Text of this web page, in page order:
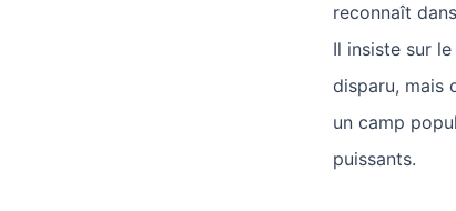
reconnaît
Il insiste sur
disparu, mais
un camp
puissants.